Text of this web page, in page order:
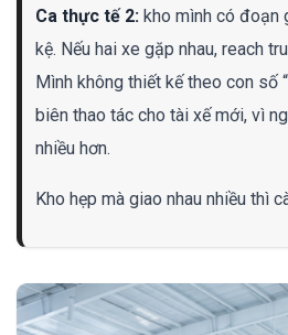
Ca thực tế 2: kho mình có đoạn
kệ. Nếu hai xe gặp nhau, reach
Mình không thiết kế theo con số
biên thao tác cho tài xế mới, vì
nhiều hơn.
Kho hẹp mà giao nhau nhiều thì